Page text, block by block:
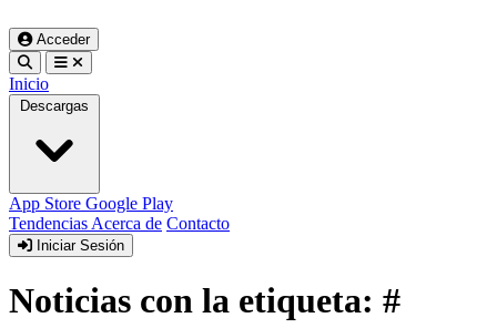
Acceder
Inicio
Descargas
App Store Google Play
Tendencias Acerca de Contacto
Iniciar Sesión
Noticias con la etiqueta: #